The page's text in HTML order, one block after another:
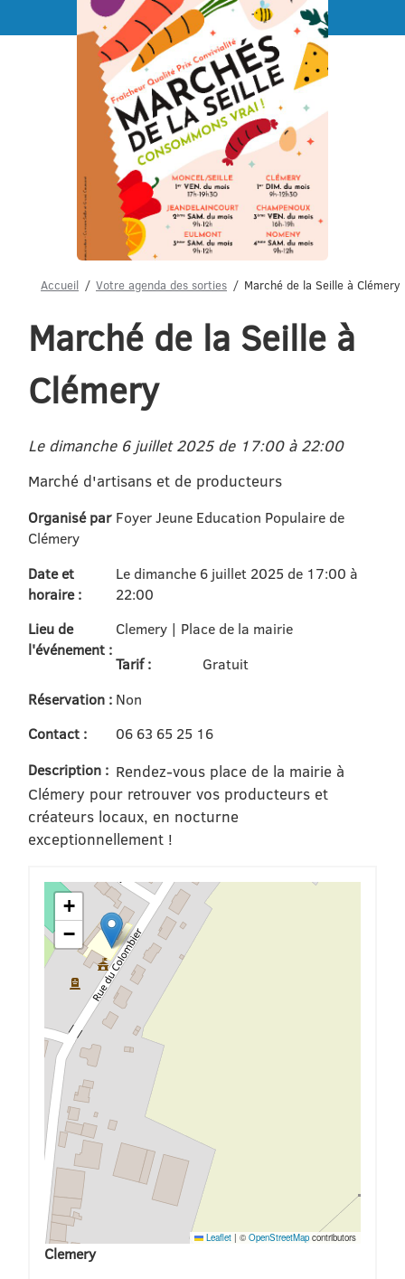
Menu
Accueil Votre agenda des sorties Marché de la Seille à Clémery
Marché de la Seille à
Clémery
Le dimanche 6 juillet 2025 de 17:00 à 22:00
Marché d'artisans et de producteurs
Organisé par Foyer Jeune Education Populaire de
Clémery
Date et
horaire :
Le dimanche 6 juillet 2025 de 17:00 à
22:00
Lieu de
l'événement :
Clemery | Place de la mairie
Tarif :
Gratuit
Réservation : Non
Contact :
06 63 65 25 16
Description : Rendez-vous place de la mairie à
Clémery pour retrouver vos producteurs et
créateurs locaux, en nocturne
exceptionnellement !
+
−
Leaflet | ©OpenStreetMap contributors
Clemery